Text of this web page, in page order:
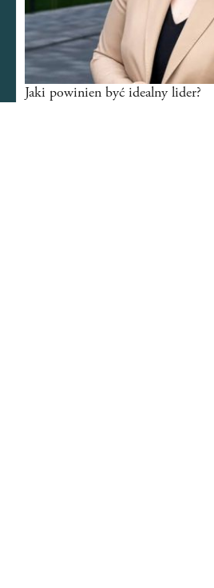
Jaki powinien być idealny lider?